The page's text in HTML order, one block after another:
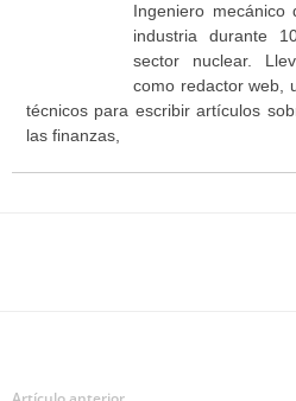
Ingeniero
industria durante
sector nuclear.
como redactor web,
técnicos para escribir artículos
las finanzas,